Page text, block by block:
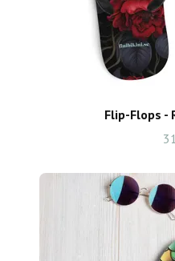
Flip-Flops -